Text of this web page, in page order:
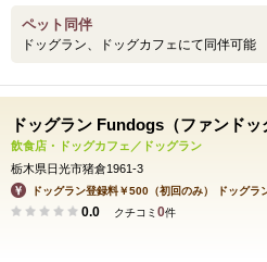
ペット同伴
ドッグラン、ドッグカフェにて同伴可能
ドッグラン Fundogs（ファンドッ
飲食店・ドッグカフェ／ドッグラン
栃木県日光市猪倉1961-3
ドッグラン登録料￥500（初回のみ） ドッグラ
0.0 クチコミ 0件